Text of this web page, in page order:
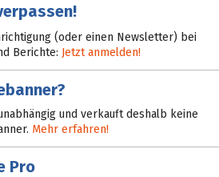
(oder einen Newsletter) bei
Berichte: Jetzt anmelden!
und verkauft deshalb keine
Mehr erfahren!
Pro